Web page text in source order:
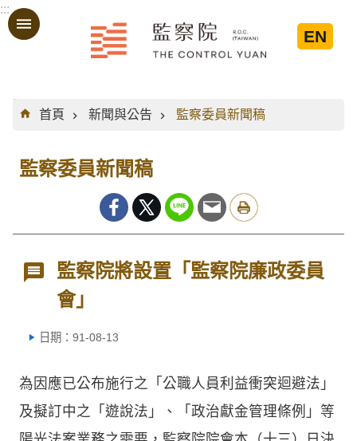
跳到主要內容區塊
:::
EN
:::
首頁
新聞與公告 監察委員新聞稿
監察委員新聞稿
監察院將設置「監察院廉政委員
會」
日期：91-08-13
為因應已公布施行之「公職人員利益衝突迴避法」
及擬訂中之「遊說法」、「政治獻金管理條例」等